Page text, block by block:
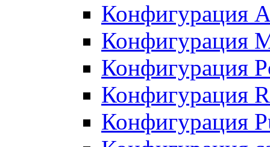
Конфигурация
Конфигурация
Конфигурация
Конфигурация
Конфигурация